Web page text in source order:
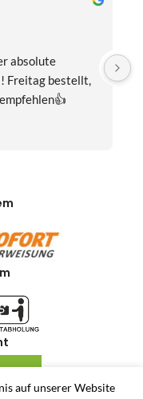
absolute
Freitag bestellt,
auf unserer Website